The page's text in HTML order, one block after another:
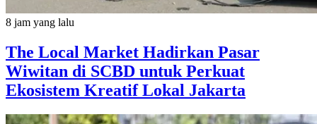
8 jam yang lalu
The Local Market Hadirkan Pasar
Wiwitan di SCBD untuk Perkuat
Ekosistem Kreatif Lokal Jakarta